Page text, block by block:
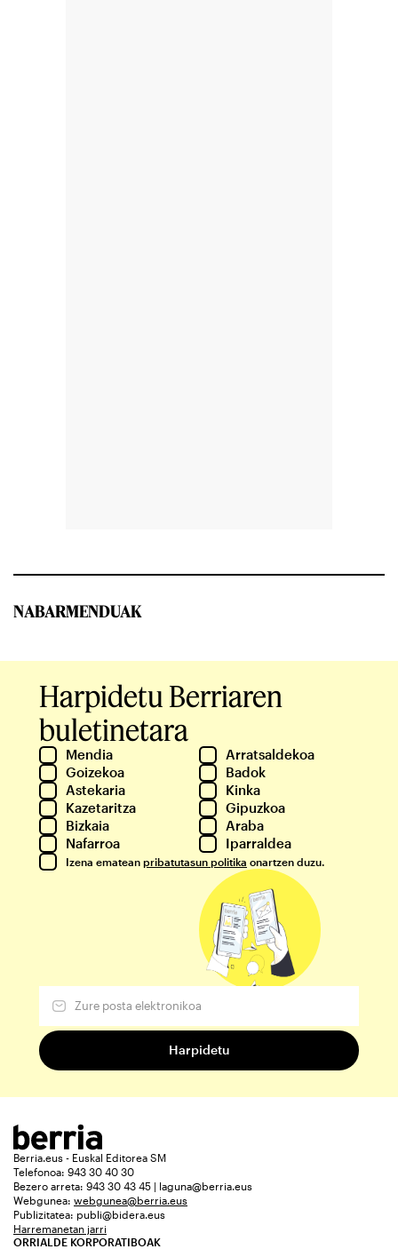
NABARMENDUAK
Harpidetu Berriaren
buletinetara
Mendia
Arratsaldekoa
Goizekoa
Badok
Astekaria
Kinka
Kazetaritza
Gipuzkoa
Bizkaia
Araba
Nafarroa
Iparraldea
Izena ematean pribatutasun politika onartzen duzu.
Berria.eus - Euskal Editorea SM
Telefonoa: 943 30 40 30
Bezero arreta: 943 30 43 45 | laguna@berria.eus
Webgunea: webgunea@berria.eus
Publizitatea: publi@bidera.eus
Harremanetan jarri
ORRIALDE KORPORATIBOAK